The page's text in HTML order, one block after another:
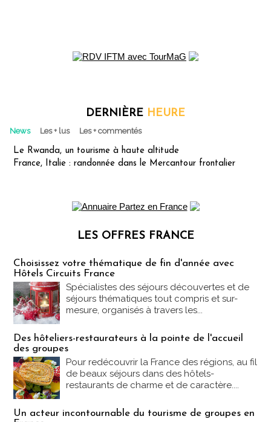
DERNIÈRE HEURE
News Les + lus Les + commentés
Le Rwanda, un tourisme à haute altitude
France, Italie : randonnée dans le Mercantour frontalier
LES OFFRES FRANCE
Choisissez votre thématique de fin d'année avec
Hôtels Circuits France
Spécialistes des séjours découvertes et de
séjours thématiques tout compris et sur-
mesure, organisés à travers les...
Des hôteliers-restaurateurs à la pointe de l'accueil
des groupes
Pour redécouvrir la France des régions, au fil
de beaux séjours dans des hôtels-
restaurants de charme et de caractère....
Un acteur incontournable du tourisme de groupes en